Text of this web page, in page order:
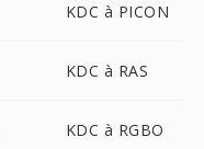
KDC à PICON
KDC à RAS
KDC à RGBO